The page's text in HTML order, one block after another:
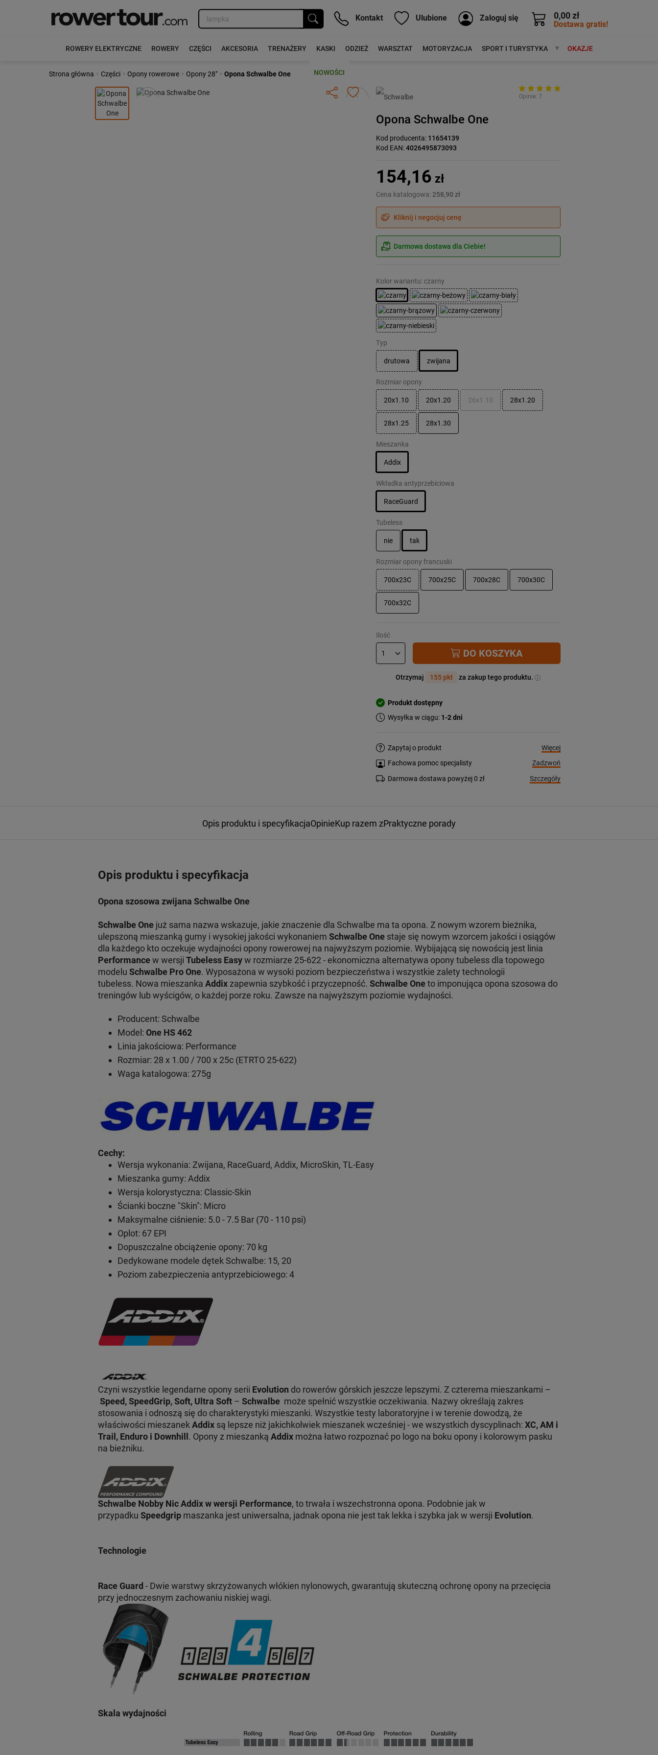
0,00 zł
Dostawa gratis!
Kontakt Ulubione Zaloguj się
ROWERY ELEKTRYCZNE ROWERY CZĘŚCI AKCESORIA TRENAŻERY KASKI ODZIEŻ WARSZTAT MOTORYZACJA SPORT I TURYSTYKA MARKIOKAZJE
NOWOŚCI
Strona główna › Części › Opony rowerowe › Opony 28" › Opona Schwalbe One
Poprzedni Następny Opinie: 7
Opona Schwalbe One
Kod producenta: 11654139
Kod EAN:4026495873093
154,16 zł
Cena katalogowa:258,90 zł
Kliknij i negocjuj cenę
Darmowa dostawa dla Ciebie!
Kolor wariantu: czarny
Typ
drutowa zwijana
Rozmiar opony
20x1.10 20x1.20 26x1.10 28x1.20
28x1.25 28x1.30
Mieszanka
Addix
Wkładka antyprzebiciowa
RaceGuard
Tubeless
nie tak
Rozmiar opony francuski
700x23C 700x25C 700x28C 700x30C
700x32C
Ilość
DO KOSZYKA
Otrzymaj 155 pkt za zakup tego produktu.
Produkt dostępny
Wysyłka w ciągu: 1-2 dni
Zapytaj o produkt
Więcej
Fachowa pomoc specjalisty
Zadzwoń
Darmowa dostawa powyżej 0 zł
Szczegóły
Opis produktu i specyfikacjaOpinieKup razem zPraktyczne porady
Opis produktu i specyfikacja
Opona szosowa zwijana Schwalbe One
Schwalbe Onejuż sama nazwa wskazuje, jakie znaczenie dla Schwalbe ma ta opona. Z nowym wzorem bieżnika,
ulepszoną mieszanką gumy i wysokiej jakości wykonaniem Schwalbe Onestaje się nowym wzorcem jakości i osiągów
dla każdego kto oczekuje wydajności opony rowerowej na najwyższym poziomie. Wybijającą się nowością jest linia
Performancew wersji Tubeless Easyw rozmiarze 25-622 - ekonomiczna alternatywa opony tubeless dla topowego
modelu Schwalbe Pro One. Wyposażona w wysoki poziom bezpieczeństwa i wszystkie zalety technologii
tubeless. Nowa mieszanka Addixzapewnia szybkość i przyczepność. Schwalbe Oneto imponująca opona szosowa do
treningów lub wyścigów, o każdej porze roku. Zawsze na najwyższym poziomie wydajności.
Producent: Schwalbe
Model: One HS 462
Linia jakościowa: Performance
Rozmiar: 28 x 1.00 / 700 x 25c (ETRTO 25-622)
Waga katalogowa: 275g
Cechy:
Wersja wykonania: Zwijana, RaceGuard, Addix, MicroSkin, TL-Easy
Mieszanka gumy: Addix
Wersja kolorystyczna: Classic-Skin
Ścianki boczne "Skin": Micro
Maksymalne ciśnienie: 5.0 - 7.5 Bar (70 - 110 psi)
Oplot: 67 EPI
Dopuszczalne obciążenie opony: 70 kg
Dedykowane modele dętek Schwalbe: 15, 20
Poziom zabezpieczenia antyprzebiciowego: 4
Czyni wszystkie legendarne opony serii Evolution do rowerów górskich jeszcze lepszymi. Z czterema mieszankami –
Speed, SpeedGrip, Soft, Ultra Soft– Schwalbemoże spełnić wszystkie oczekiwania. Nazwy określają zakres
stosowania i odnoszą się do charakterystyki mieszanki. Wszystkie testy laboratoryjne i w terenie dowodzą, że
właściwości mieszanekAddixsą lepsze niż jakichkolwiek mieszanek wcześniej - we wszystkich dyscyplinach: XC, AM i
Trail, Enduro i Downhill . Opony z mieszanką Addixmożna łatwo rozpoznać po logo na boku opony i kolorowym pasku
na bieżniku.
Schwalbe Nobby Nic Addix w wersji Performance, to trwała i wszechstronna opona. Podobnie jak w
przypadku Speedgripmaszanka jest uniwersalna, jadnak opona nie jest tak lekka i szybka jak w wersji Evolution.
Technologie
Race Guard - Dwie warstwy skrzyżowanych włókien nylonowych, gwarantują skuteczną ochronę opony na przecięcia
przy jednoczesnym zachowaniu niskiej wagi.
Skala wydajności